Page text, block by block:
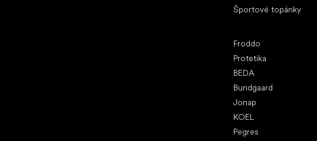
Športové topánky
Froddo
Protetika
BEDA
Bundgaard
Jonap
KOEL
Pegres